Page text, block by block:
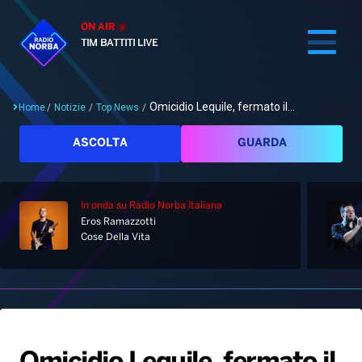
ON AIR
TIM BATTITI LIVE
Cerca
Home
Palinsesto
Notizie
Home/ Notizie / Top News / Omicidio Lequile, fermato il...
ASCOLTA GUARDA
In onda su Radio Norba Italiana
Eros Ramazzotti
Cose Della Vita